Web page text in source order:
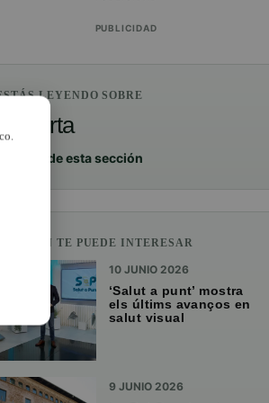
PUBLICIDAD
LEYENDO SOBRE
más de esta sección
TAMBIÉN TE PUEDE INTERESAR
10 JUNIO 2026
‘Salut a punt’ mostra
els últims avanços en
salut visual
9 JUNIO 2026